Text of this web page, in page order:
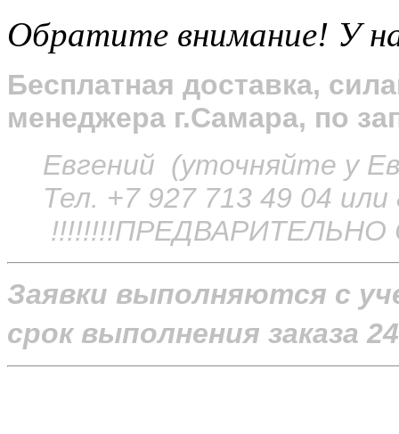
Обратите внимание! У
Бесплатная доставка,
менеджера г.Самара, по
Евгений (уточняйте у
Тел. +7 927 713 49 04
!!!!!!!!ПРЕДВАРИТЕЛЬНО
Заявки выполняются с
срок выполнения заказа